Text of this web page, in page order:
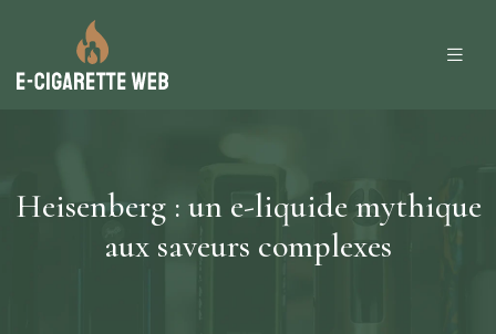
Heisenberg : un e-liquide mythique
aux saveurs complexes